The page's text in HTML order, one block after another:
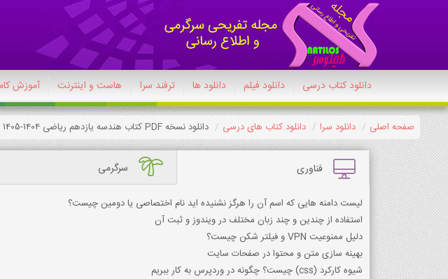
دانلود کتاب درسی دانلود فیلم دانلود ها ترفند سرا هاست و اینترنت آموزش
صفحه اصلی دانلود سرا دانلود کتاب های درسی دانلود نسخه PDF کتاب هندسه یازدهم ریاضی 1404-1405
فناوری سرگرمی
لیست دامنه هایی که اسم آن را هرگز نشنیده اید نام اختصاصي يا دومين چيست؟
استفاده از چندین و چند زبان مختلف در ویندوز و ثبت آن
دلیل ممنوعیت VPN و فیلتر شكن چیست؟
بهینه سازی متن و محتوا در صفحات سایت
شیوه کارکرد (css) چیست؟ چگونه در وردپرس به کار ببریم